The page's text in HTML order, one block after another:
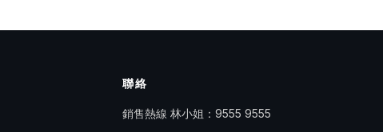
聯絡
銷售熱線 林小姐：9555 9555